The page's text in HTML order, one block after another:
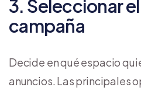
3. Seleccionar
campaña
Decide en qué espacio
anuncios. Las principales